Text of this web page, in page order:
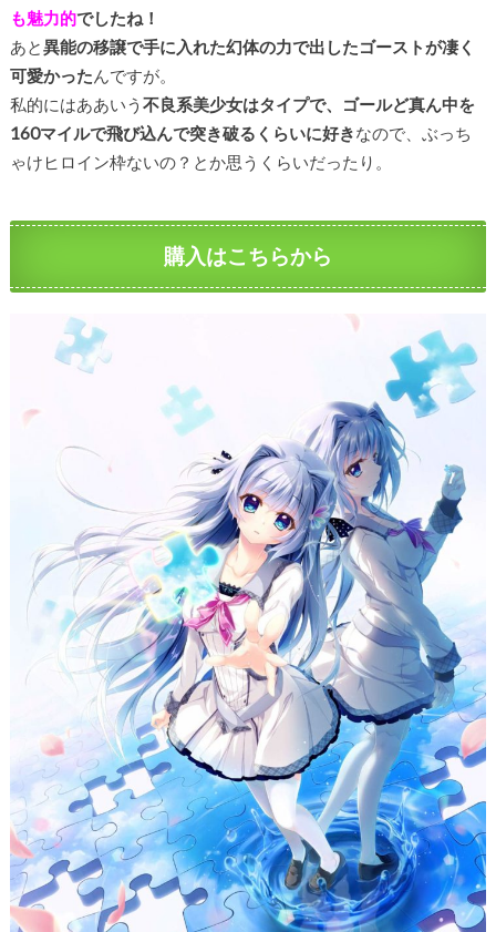
も魅力的でしたね！
あと異能の移譲で手に入れた幻体の力で出したゴーストが凄く
可愛かったんですが。
私的にはああいう 不良系美少女はタイプで、ゴールど真ん中を
160マイルで飛び込んで突き破るくらいに好きなので、ぶっち
ゃけヒロイン枠ないの？とか思うくらいだったり。
購入はこちらから